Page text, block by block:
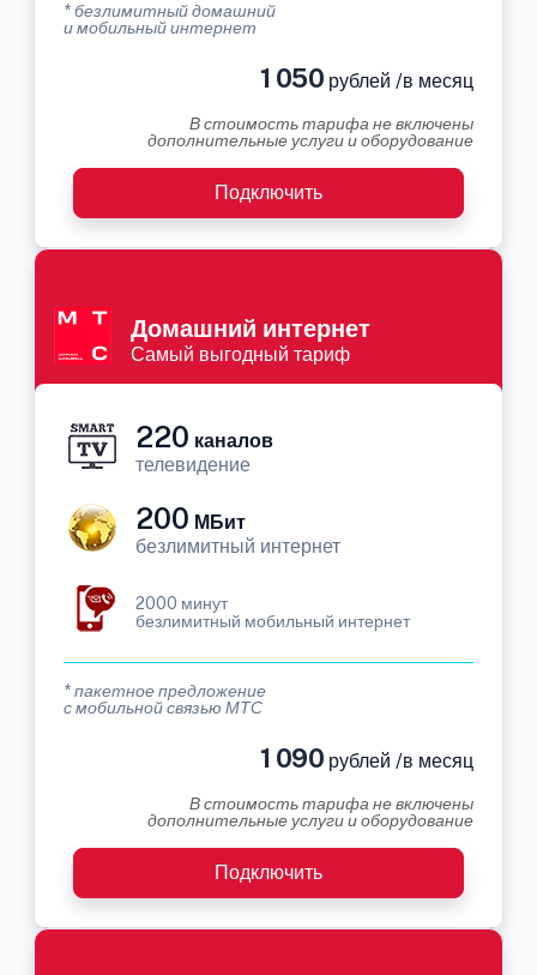
* безлимитный домашний
и мобильный интернет
1 050 рублей /в месяц
В стоимость тарифа не включены
дополнительные услуги и оборудование
Подключить
Домашний интернет
Самый выгодный тариф
220 каналов
телевидение
200 МБит
безлимитный интернет
2000 минут
безлимитный мобильный интернет
* пакетное предложение
с мобильной связью МТС
1 090 рублей /в месяц
В стоимость тарифа не включены
дополнительные услуги и оборудование
Подключить